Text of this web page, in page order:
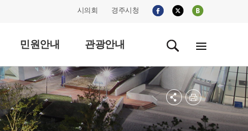
시의회 경주시청
민원안내 관광안내